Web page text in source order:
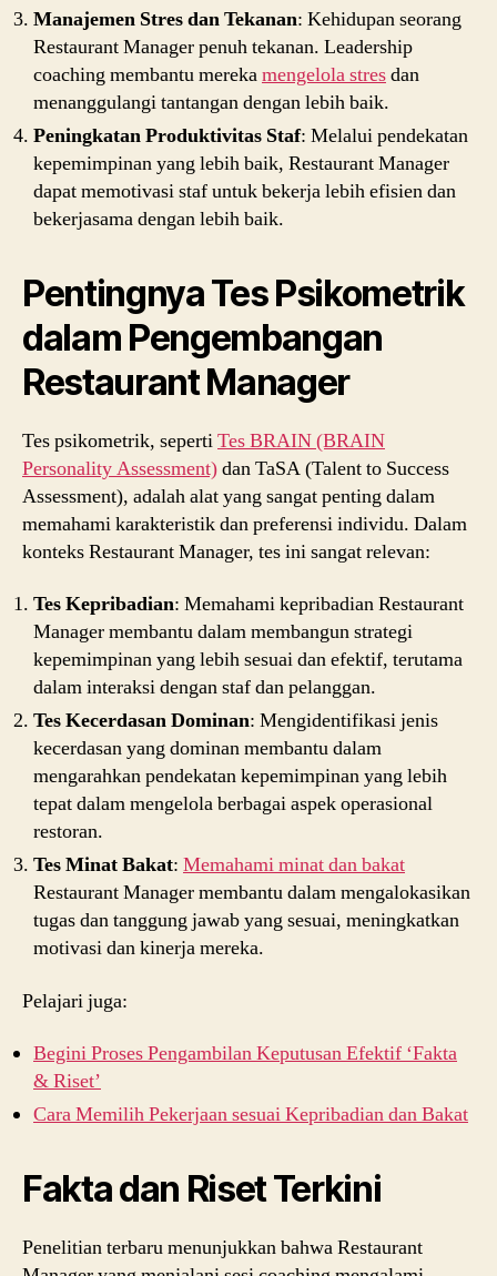
Manajemen Stres dan Tekanan: Kehidupan seorang
Restaurant Manager penuh tekanan. Leadership
coaching membantu merekamengelola stresdan
menanggulangi tantangan dengan lebih baik.
Peningkatan Produktivitas Staf: Melalui pendekatan
kepemimpinan yang lebih baik, Restaurant Manager
dapat memotivasi staf untuk bekerja lebih efisien dan
bekerjasama dengan lebih baik.
Pentingnya Tes Psikometrik
dalam Pengembangan
Restaurant Manager
Tes psikometrik, sepertiTes BRAIN (BRAIN
Personality Assessment)dan TaSA (Talent to Success
Assessment), adalah alat yang sangat penting dalam
memahami karakteristik dan preferensi individu. Dalam
konteks Restaurant Manager, tes ini sangat relevan:
Tes Kepribadian: Memahami kepribadian Restaurant
Manager membantu dalam membangun strategi
kepemimpinan yang lebih sesuai dan efektif, terutama
dalam interaksi dengan staf dan pelanggan.
Tes Kecerdasan Dominan: Mengidentifikasi jenis
kecerdasan yang dominan membantu dalam
mengarahkan pendekatan kepemimpinan yang lebih
tepat dalam mengelola berbagai aspek operasional
restoran.
Tes Minat Bakat: Memahami minat dan bakat
Restaurant Manager membantu dalam mengalokasikan
tugas dan tanggung jawab yang sesuai, meningkatkan
motivasi dan kinerja mereka.
Pelajari juga:
Begini Proses Pengambilan Keputusan Efektif ‘Fakta
& Riset’
Cara Memilih Pekerjaan sesuai Kepribadian dan Bakat
Fakta dan Riset Terkini
Penelitian terbaru menunjukkan bahwa Restaurant